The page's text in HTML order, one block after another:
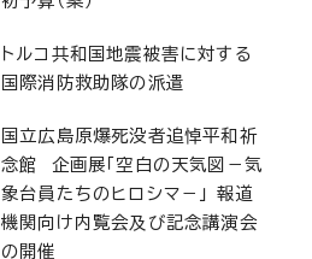
トルコ共和国地震被害に対する
国際消防救助隊の派遣
国立広島原爆死没者追悼平和祈
念館 企画展「空白の天気図－気
象台員たちのヒロシマ－」 報道
機関向け内覧会及び記念講演会
の開催